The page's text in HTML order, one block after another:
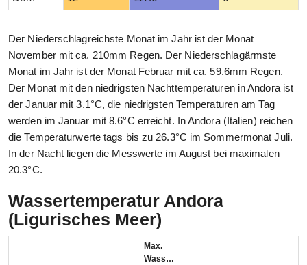
Der Niederschlagreichste Monat im Jahr ist der Monat
November mit ca. 210mm Regen. Der Niederschlagärmste
Monat im Jahr ist der Monat Februar mit ca. 59.6mm Regen.
Der Monat mit den niedrigsten Nachttemperaturen in Andora ist
der Januar mit 3.1°C, die niedrigsten Temperaturen am Tag
werden im Januar mit 8.6°C erreicht. In Andora (Italien) reichen
die Temperaturwerte tags bis zu 26.3°C im Sommermonat Juli.
In der Nacht liegen die Messwerte im August bei maximalen
20.3°C.
Wassertemperatur Andora
(Ligurisches Meer)
Max.
Wassertemperatur (°C)